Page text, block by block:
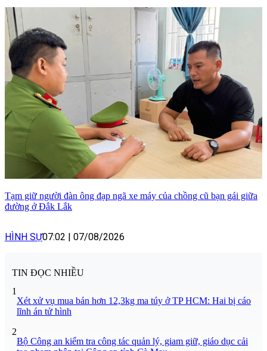
Tạm giữ người đàn ông đạp ngã xe máy của chồng cũ bạn gái giữa
đường ở Đắk Lắk
HÌNH SỰ07:02 | 07/08/2026
TIN ĐỌC NHIỀU
1
Xét xử vụ mua bán hơn 12,3kg ma túy ở TP HCM: Hai bị cáo
lĩnh án tử hình
2
Bộ Công an kiểm tra công tác quản lý, giam giữ, giáo dục cải